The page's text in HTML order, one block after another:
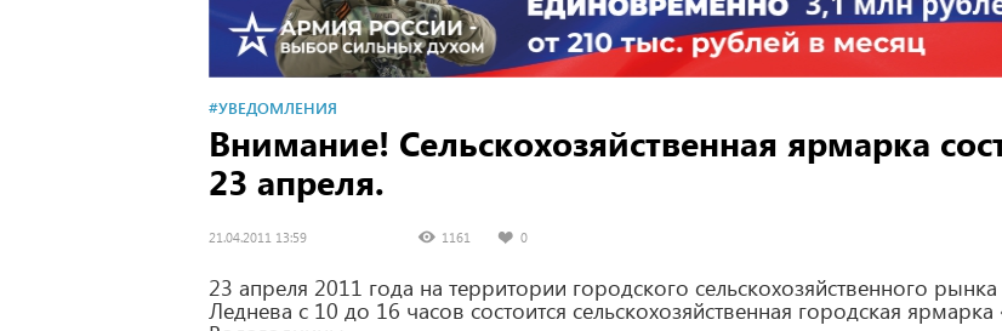
#УВЕДОМЛЕНИЯ
Внимание! Сельскохозяйственная ярмарка
23 апреля.
21.04.2011 13:59 1161 0
23 апреля 2011 года на территории городского сельскохозяйственного рынка
Леднева с 10 до 16 часов состоится сельскохозяйственная городская